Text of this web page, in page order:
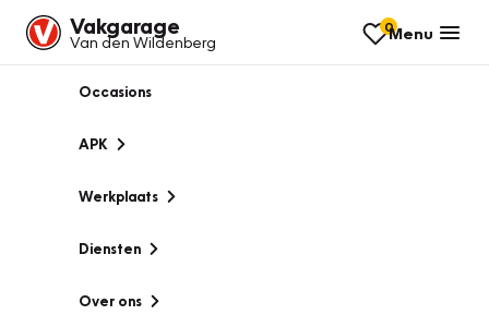
Vakgarage
Van den Wildenberg
0Menu
Occasions
APK
Werkplaats
Diensten
Over ons